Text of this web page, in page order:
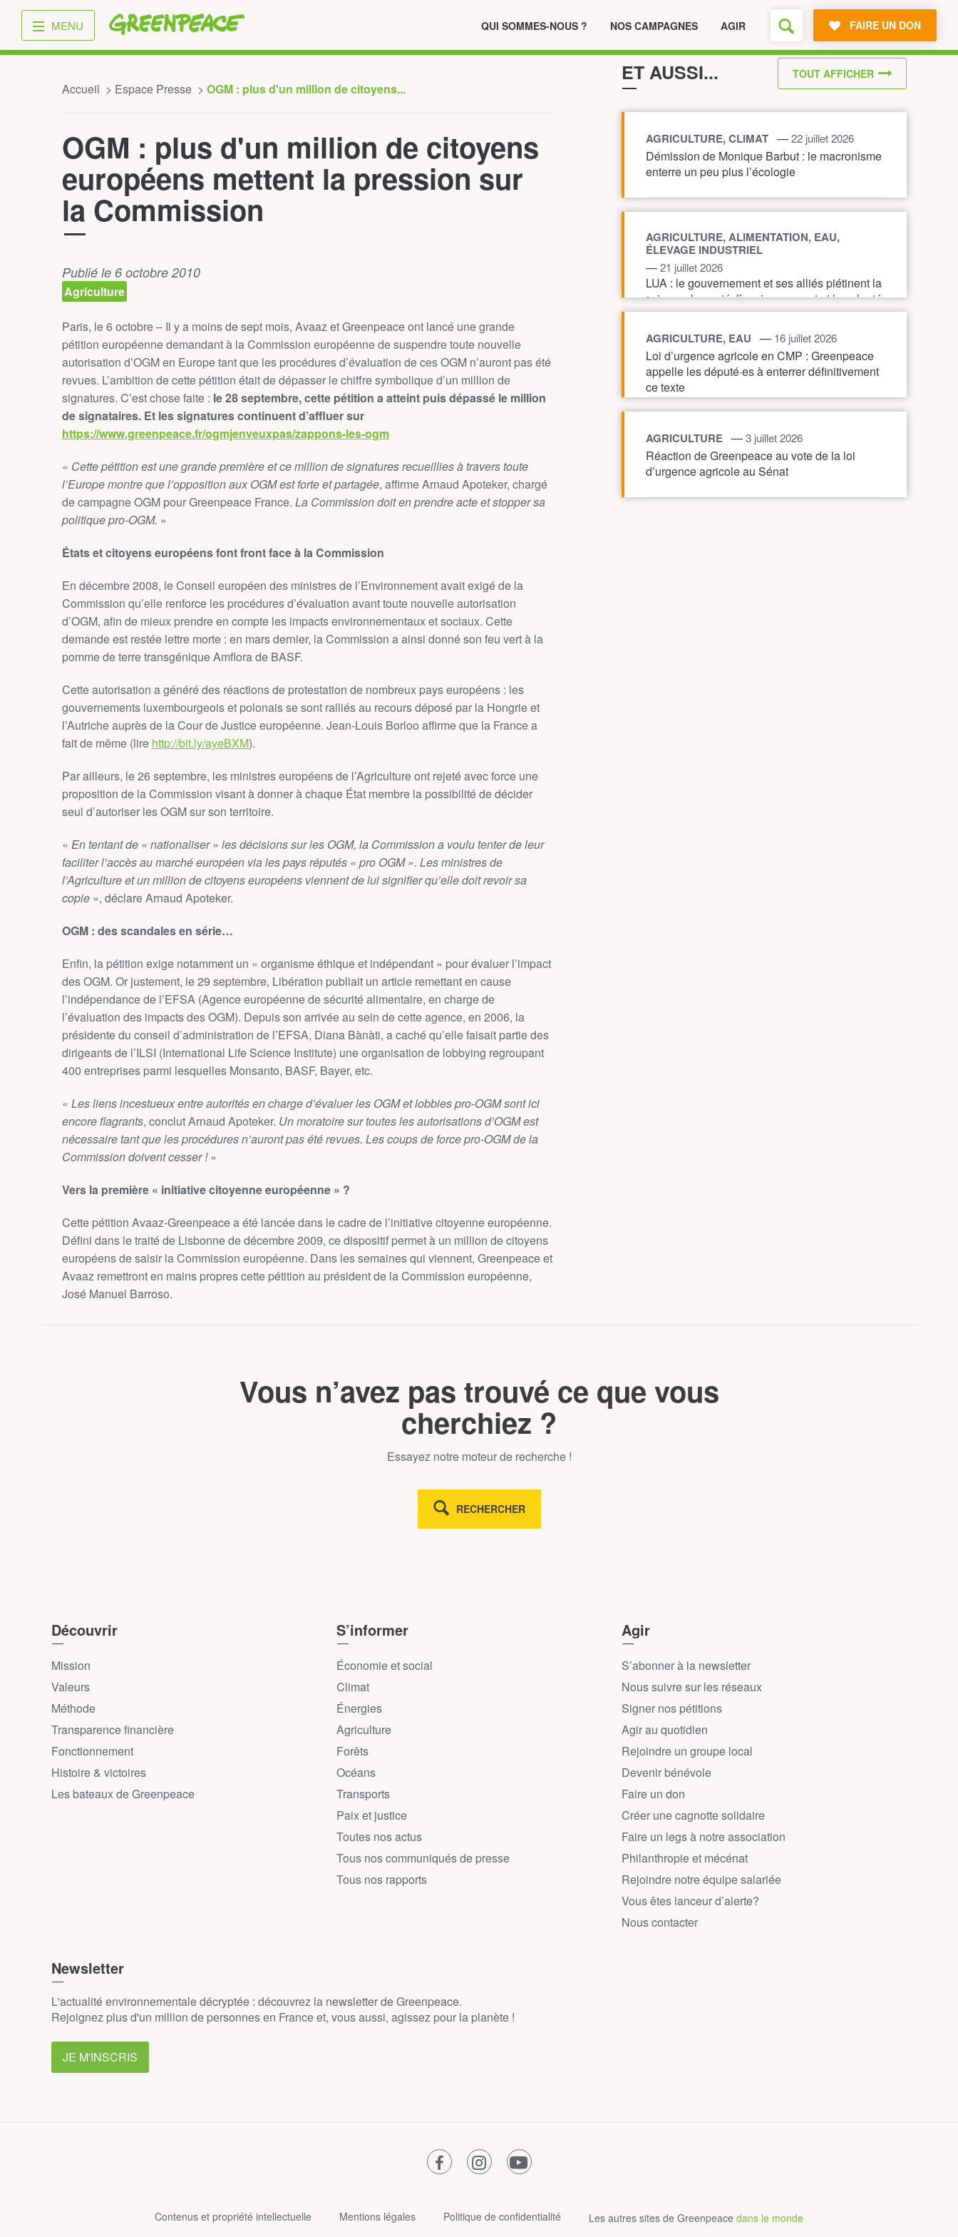
Greenpeace
MENU QUI SOMMES-NOUS ? NOS CAMPAGNES AGIR FAIRE UN DON
Accueil Espace Presse OGM : plus d'un million de citoyens...
OGM : plus d'un million de citoyens
européens mettent la pression sur
la Commission
Publié le 6 octobre 2010
Agriculture
Paris, le 6 octobre – Il y a moins de sept mois, Avaaz et Greenpeace ont lancé une grande
pétition européenne demandant à la Commission européenne de suspendre toute nouvelle
autorisation d’OGM en Europe tant que les procédures d’évaluation de ces OGM n’auront pas été
revues. L’ambition de cette pétition était de dépasser le chiffre symbolique d’un million de
signatures. C’est chose faite : le 28 septembre, cette pétition a atteint puis dépassé le million
de signataires. Et les signatures continuent d’affluer sur
https://www.greenpeace.fr/ogmjenveuxpas/zappons-les-ogm
« Cette pétition est une grande première et ce million de signatures recueillies à travers toute
l’Europe montre que l’opposition aux OGM est forte et partagée, affirme Arnaud Apoteker, chargé
de campagne OGM pour Greenpeace France. La Commission doit en prendre acte et stopper sa
politique pro-OGM. »
États et citoyens européens font front face à la Commission
En décembre 2008, le Conseil européen des ministres de l’Environnement avait exigé de la
Commission qu’elle renforce les procédures d’évaluation avant toute nouvelle autorisation
d’OGM, afin de mieux prendre en compte les impacts environnementaux et sociaux. Cette
demande est restée lettre morte : en mars dernier, la Commission a ainsi donné son feu vert à la
pomme de terre transgénique Amflora de BASF.
Cette autorisation a généré des réactions de protestation de nombreux pays européens : les
gouvernements luxembourgeois et polonais se sont ralliés au recours déposé par la Hongrie et
l’Autriche auprès de la Cour de Justice européenne. Jean-Louis Borloo affirme que la France a
fait de même (lire http://bit.ly/ayeBXM).
Par ailleurs, le 26 septembre, les ministres européens de l’Agriculture ont rejeté avec force une
proposition de la Commission visant à donner à chaque État membre la possibilité de décider
seul d’autoriser les OGM sur son territoire.
« En tentant de « nationaliser » les décisions sur les OGM, la Commission a voulu tenter de leur
faciliter l’accès au marché européen via les pays réputés « pro OGM ». Les ministres de
l’Agriculture et un million de citoyens européens viennent de lui signifier qu’elle doit revoir sa
copie », déclare Arnaud Apoteker.
OGM : des scandales en série…
Enfin, la pétition exige notamment un « organisme éthique et indépendant » pour évaluer l’impact
des OGM. Or justement, le 29 septembre, Libération publiait un article remettant en cause
l’indépendance de l’EFSA (Agence européenne de sécurité alimentaire, en charge de
l’évaluation des impacts des OGM). Depuis son arrivée au sein de cette agence, en 2006, la
présidente du conseil d’administration de l’EFSA, Diana Bànàti, a caché qu’elle faisait partie des
dirigeants de l’ILSI (International Life Science Institute) une organisation de lobbying regroupant
400 entreprises parmi lesquelles Monsanto, BASF, Bayer, etc.
« Les liens incestueux entre autorités en charge d’évaluer les OGM et lobbies pro-OGM sont ici
encore flagrants, conclut Arnaud Apoteker. Un moratoire sur toutes les autorisations d’OGM est
nécessaire tant que les procédures n’auront pas été revues. Les coups de force pro-OGM de la
Commission doivent cesser !»
Vers la première « initiative citoyenne européenne » ?
Cette pétition Avaaz-Greenpeace a été lancée dans le cadre de l’initiative citoyenne européenne.
Défini dans le traité de Lisbonne de décembre 2009, ce dispositif permet à un million de citoyens
européens de saisir la Commission européenne. Dans les semaines qui viennent, Greenpeace et
Avaaz remettront en mains propres cette pétition au président de la Commission européenne,
José Manuel Barroso.
ET AUSSI...
AGRICULTURE, CLIMAT —22 juillet 2026
Démission de Monique Barbut : le macronisme
enterre un peu plus l’écologie
AGRICULTURE, ALIMENTATION, EAU,
ÉLEVAGE INDUSTRIEL
—21 juillet 2026
LUA : le gouvernement et ses alliés piétinent la
science, la santé, l’environnement et la volonté
citoyenne
AGRICULTURE, EAU — 16 juillet 2026
Loi d’urgence agricole en CMP : Greenpeace
appelle les député·es à enterrer définitivement
ce texte
AGRICULTURE —3 juillet 2026
Réaction de Greenpeace au vote de la loi
d’urgence agricole au Sénat
TOUT AFFICHER
Vous n’avez pas trouvé ce que vous
cherchiez ?
Essayez notre moteur de recherche !
RECHERCHER
Découvrir
Mission
Valeurs
Méthode
Transparence financière
Fonctionnement
Histoire & victoires
Les bateaux de Greenpeace
S’informer
Économie et social
Climat
Énergies
Agriculture
Forêts
Océans
Transports
Paix et justice
Toutes nos actus
Tous nos communiqués de presse
Tous nos rapports
Agir
S’abonner à la newsletter
Nous suivre sur les réseaux
Signer nos pétitions
Agir au quotidien
Rejoindre un groupe local
Devenir bénévole
Faire un don
Créer une cagnotte solidaire
Faire un legs à notre association
Philanthropie et mécénat
Rejoindre notre équipe salariée
Vous êtes lanceur d’alerte?
Nous contacter
Newsletter
L'actualité environnementale décryptée : découvrez la newsletter de Greenpeace.
Rejoignez plus d'un million de personnes en France et, vous aussi, agissez pour la planète !
JE M'INSCRIS
facebookinstagramyoutube
Contenus et propriété intellectuelle Mentions légales Politique de confidentialité Les autres sites de Greenpeace dans le monde